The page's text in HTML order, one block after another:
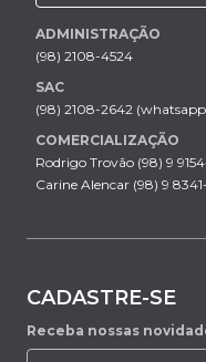
ADMINISTRAÇÃO
(98) 2108-4524
SAC
(98) 2108-2642
COMERCIALIZAÇÃO
Rodrigo Trovão (98) 9
Carine Alencar (98) 9
CADASTRE-SE
Receba nossas